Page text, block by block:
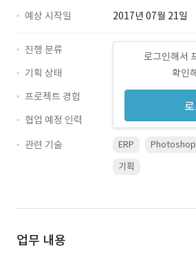
예상 시작일
2017년 07월 21일
로그인해서
확인
진행 분류
기획 상태
프로젝트 경험
협업 예정 인력
관련 기술
ERP Photoshop
기획
업무 내용